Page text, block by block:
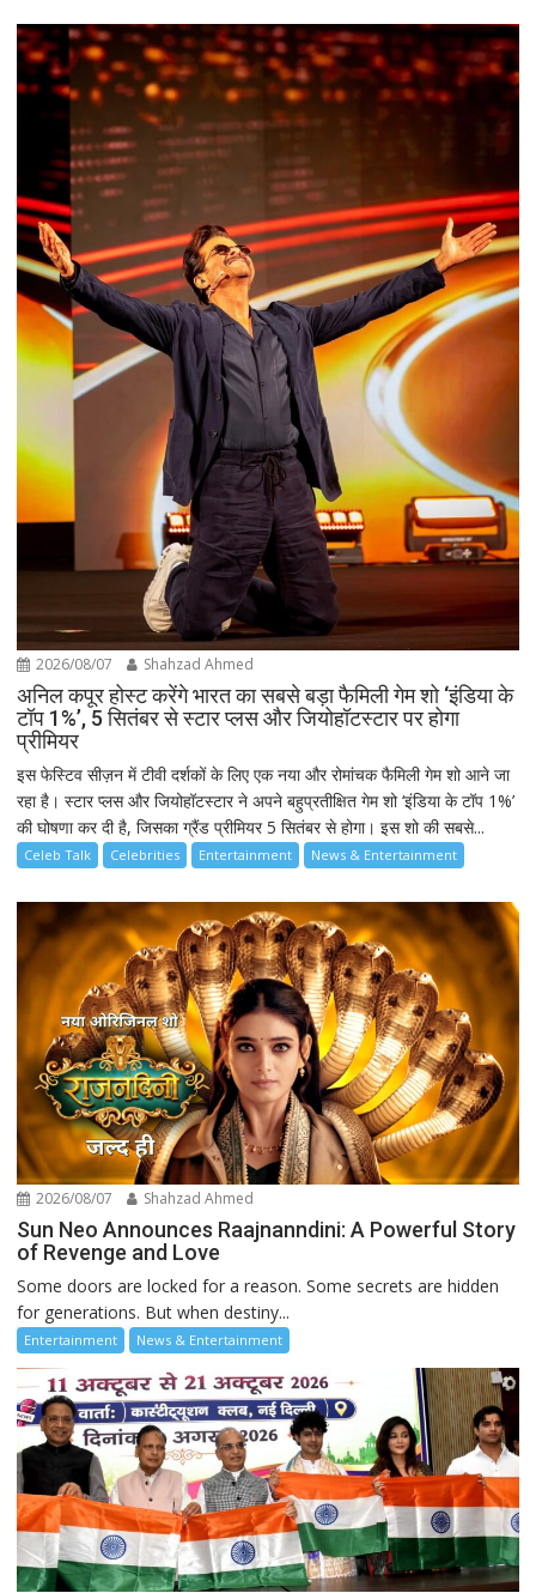
2026/08/07 Shahzad Ahmed
अनिल कपूर होस्ट करेंगे भारत का सबसे बड़ा फैमिली गेम शो ‘इंडिया के
टॉप 1%’, 5 सितंबर से स्टार प्लस और जियोहॉटस्टार पर होगा
प्रीमियर
इस फेस्टिव सीज़न में टीवी दर्शकों के लिए एक नया और रोमांचक फैमिली गेम शो आने जा
रहा है। स्टार प्लस और जियोहॉटस्टार ने अपने बहुप्रतीक्षित गेम शो ‘इंडिया के टॉप 1%’
की घोषणा कर दी है, जिसका ग्रैंड प्रीमियर 5 सितंबर से होगा। इस शो की सबसे...
Celeb Talk Celebrities Entertainment News & Entertainment
2026/08/07 Shahzad Ahmed
Sun Neo Announces Raajnanndini: A Powerful Story
of Revenge and Love
Some doors are locked for a reason. Some secrets are hidden
for generations. But when destiny...
Entertainment News & Entertainment